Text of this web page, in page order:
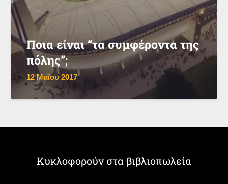
Ποια είναι “τα συμφέροντα της
πόλης”;
12 Μαΐου 2017
Κυκλοφορούν στα βιβλιοπωλεία